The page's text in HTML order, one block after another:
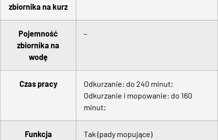
zbiornika na kurz
Pojemność
zbiornika na
wodę
–
Czas pracy
Odkurzanie: do 240 minut;
Odkurzanie i mopowanie: do 160
minut;
Funkcja
Tak (pady mopujące)